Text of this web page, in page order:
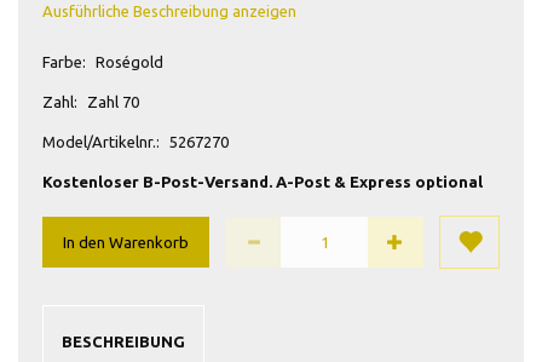
Ausführliche Beschreibung anzeigen
Farbe: Roségold
Zahl: Zahl 70
Model/Artikelnr.: 5267270
Kostenloser B-Post-Versand. A-Post & Express optional
In den Warenkorb
BESCHREIBUNG